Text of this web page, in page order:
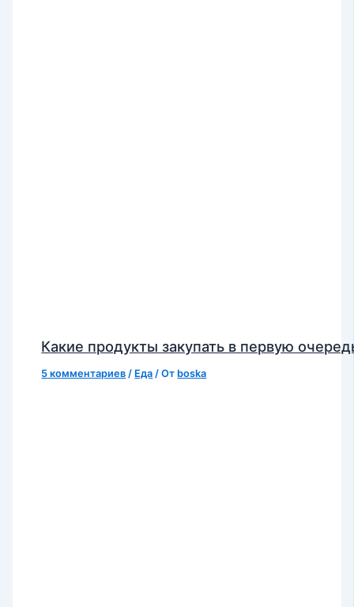
Какие продукты закупать в первую
5 комментариев / Еда / От boska